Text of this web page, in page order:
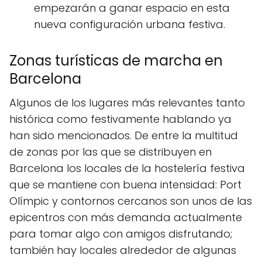
empezarán a ganar espacio en esta
nueva configuración urbana festiva.
Zonas turísticas de marcha en
Barcelona
Algunos de los lugares más relevantes tanto
histórica como festivamente hablando ya
han sido mencionados. De entre la multitud
de zonas por las que se distribuyen en
Barcelona los locales de la hostelería festiva
que se mantiene con buena intensidad: Port
Olímpic y contornos cercanos son unos de las
epicentros con más demanda actualmente
para tomar algo con amigos disfrutando;
también hay locales alrededor de algunas